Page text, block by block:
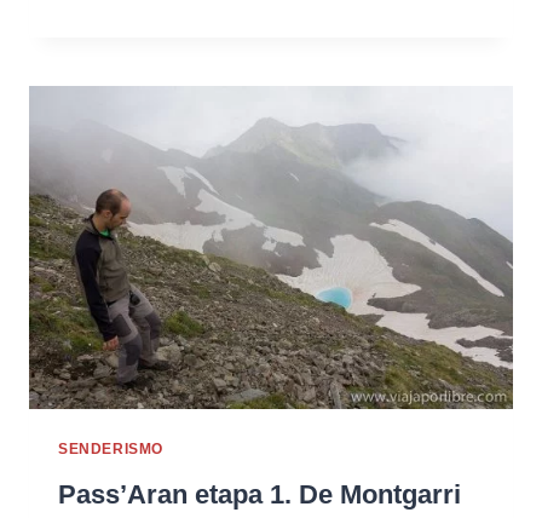
SENDERISMO
Pass’Aran etapa 1. De Montgarri